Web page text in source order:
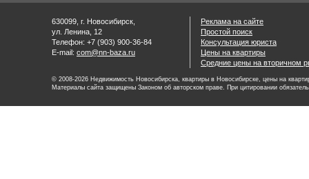
630099, г. Новосибирск,
ул. Ленина, 12
Телефон: +7 (903) 900-36-84
E-mail: com@nn-baza.ru
Реклама на сайте
Простой поиск
Консультация юриста
Цены на квартиры
Средние цены на вторичном
© 2008-2026 Недвижимость Новосибирска, квартиры в Новосибирске, цены на
Материалы сайта защищены Законом об авторском праве. При цитировании